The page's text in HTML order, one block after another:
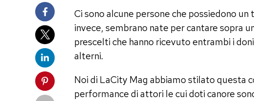
Ci sono alcune persone che possiedono
invece, sembrano nate per cantare sopra
prescelti che hanno ricevuto entrambi i
alterni.
Noi di LaCity Mag abbiamo stilato questa
performance di attori le cui doti canore